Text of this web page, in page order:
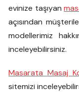
evinize taşıyan
açısından
modellerimiz
inceleyebilirsiniz.
Masarata Masaj
sitemizi